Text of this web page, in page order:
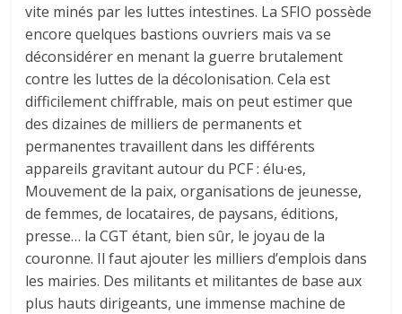
vite minés par les luttes intestines. La SFIO possède
encore quelques bastions ouvriers mais va se
déconsidérer en menant la guerre brutalement
contre les luttes de la décolonisation. Cela est
difficilement chiffrable, mais on peut estimer que
des dizaines de milliers de permanents et
permanentes travaillent dans les différents
appareils gravitant autour du PCF : élu∙es,
Mouvement de la paix, organisations de jeunesse,
de femmes, de locataires, de paysans, éditions,
presse… la CGT étant, bien sûr, le joyau de la
couronne. Il faut ajouter les milliers d’emplois dans
les mairies. Des militants et militantes de base aux
plus hauts dirigeants, une immense machine de